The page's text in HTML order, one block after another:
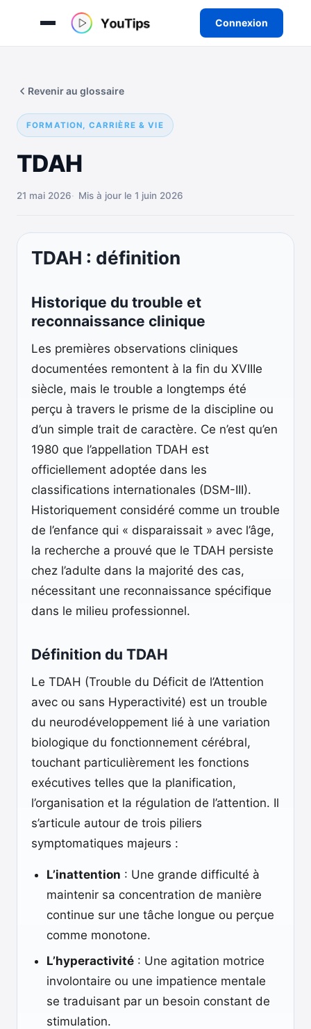
Connexion
contenu
FORMATION, CARRIÈRE & VIE
TDAH
Revenir au glossaire
21 mai 2026 Mis à jour le 1 juin 2026
TDAH : définition
Historique du trouble et
reconnaissance clinique
Les premières observations cliniques
documentées remontent à la fin du XVIIIe
siècle, mais le trouble a longtemps été
perçu à travers le prisme de la discipline ou
d’un simple trait de caractère. Ce n’est qu’en
1980 que l’appellation TDAH est
officiellement adoptée dans les
classifications internationales (DSM-III).
Historiquement considéré comme un trouble
de l’enfance qui « disparaissait » avec l’âge,
la recherche a prouvé que le TDAH persiste
chez l’adulte dans la majorité des cas,
nécessitant une reconnaissance spécifique
dans le milieu professionnel.
Définition du TDAH
Le TDAH (Trouble du Déficit de l’Attention
avec ou sans Hyperactivité) est un trouble
du neurodéveloppement lié à une variation
biologique du fonctionnement cérébral,
touchant particulièrement les fonctions
exécutives telles que la planification,
l’organisation et la régulation de l’attention. Il
s’articule autour de trois piliers
symptomatiques majeurs :
L’inattention : Une grande difficulté à
maintenir sa concentration de manière
continue sur une tâche longue ou perçue
comme monotone.
L’hyperactivité : Une agitation motrice
involontaire ou une impatience mentale
se traduisant par un besoin constant de
stimulation.